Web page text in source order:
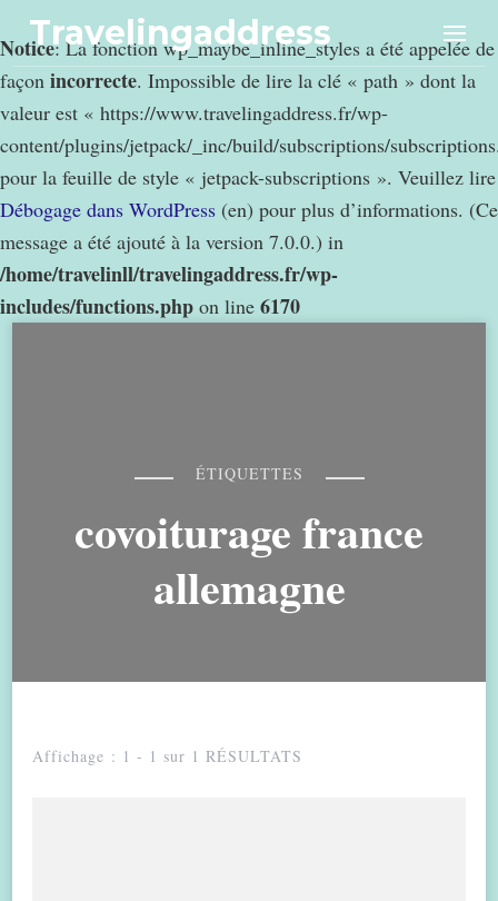
Notice: La fonction wp_maybe_inline_styles a été appelée de
façon incorrecte. Impossible de lire la clé « path » dont la
valeur est « https://www.travelingaddress.fr/wp-
content/plugins/jetpack/_inc/build/subscriptions/
pour la feuille de style « jetpack-subscriptions ». Veuillez lire
Débogage dans WordPress (en) pour plus d’informations. (Ce
message a été ajouté à la version 7.0.0.) in
/home/travelinll/travelingaddress.fr/wp-
includes/functions.php on line 6170
Travelingaddress
ÉTIQUETTES
covoiturage france
allemagne
Affichage : 1 - 1 sur 1 RÉSULTATS